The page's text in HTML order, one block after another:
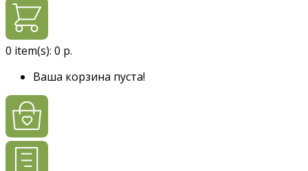
0 item(s): 0 р.
Ваша корзина пуста!